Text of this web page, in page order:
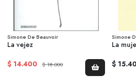
Simone De Beauvoir
La vejez
$ 14.400
$ 18.000
Simone
La
$